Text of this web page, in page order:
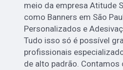
meio da empresa Atitude
como Banners em São
Personalizados e
Tudo isso só é possível
profissionais
de alto padrão. Contamos